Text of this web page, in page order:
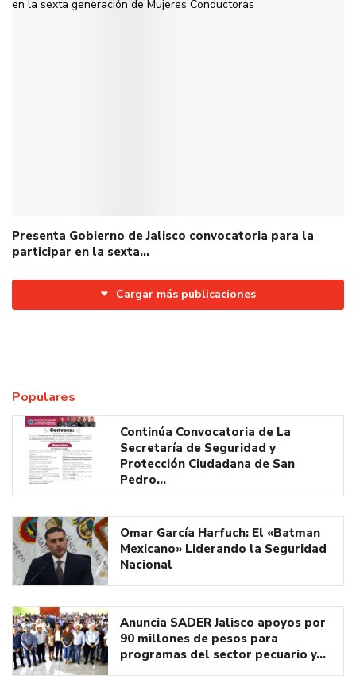
Presenta Gobierno de Jalisco convocatoria para la
participar en la sexta…
Cargar más publicaciones
Populares
Continúa Convocatoria de La
Secretaría de Seguridad y
Protección Ciudadana de San
Pedro…
Omar García Harfuch: El «Batman
Mexicano» Liderando la Seguridad
Nacional
Anuncia SADER Jalisco apoyos por
90 millones de pesos para
programas del sector pecuario y…